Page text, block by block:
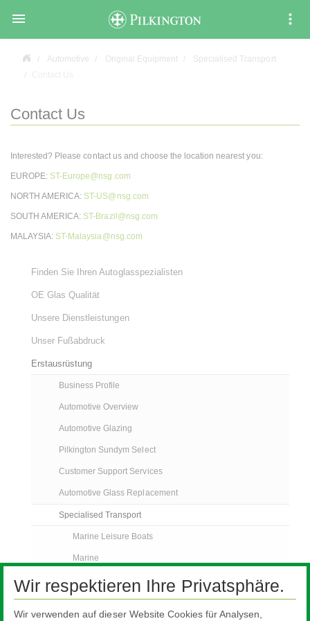

Automotive Original Equipment
Specialised Transport
Contact Us
Interested? Please contact us and choose the location nearest you:
EUROPE: ST-Europe@nsg.com
NORTH AMERICA: ST-US@nsg.com
SOUTH AMERICA: ST-Brazil@nsg.com
MALAYSIA: ST-Malaysia@nsg.com
Finden Sie Ihren Autoglasspezialisten
OE Glas Qualität
Unsere Dienstleistungen
Unser Fußabdruck
Erstausrüstung
Business Profile
Automotive Overview
Automotive Glazing
Pilkington Sundym Select
Customer Support Services
Automotive Glass Replacement
Specialised Transport
Marine Leisure Boats
Marine
Micro Cars
Trucks
Wir respektieren Ihre Privatsphäre.
Wir verwenden auf dieser Website Cookies für Analysen,